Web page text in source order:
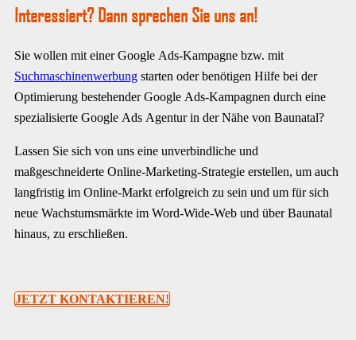
Interessiert? Dann sprechen Sie uns an!
Sie wollen mit einer Google Ads-Kampagne bzw. mit
Suchmaschinenwerbung starten oder benötigen Hilfe bei der
Optimierung bestehender Google Ads-Kampagnen durch eine
spezialisierte Google Ads Agentur in der Nähe von Baunatal?
Lassen Sie sich von uns eine unverbindliche und
maßgeschneiderte Online-Marketing-Strategie erstellen, um auch
langfristig im Online-Markt erfolgreich zu sein und um für sich
neue Wachstumsmärkte im Word-Wide-Web und über Baunatal
hinaus, zu erschließen.
JETZT KONTAKTIEREN!